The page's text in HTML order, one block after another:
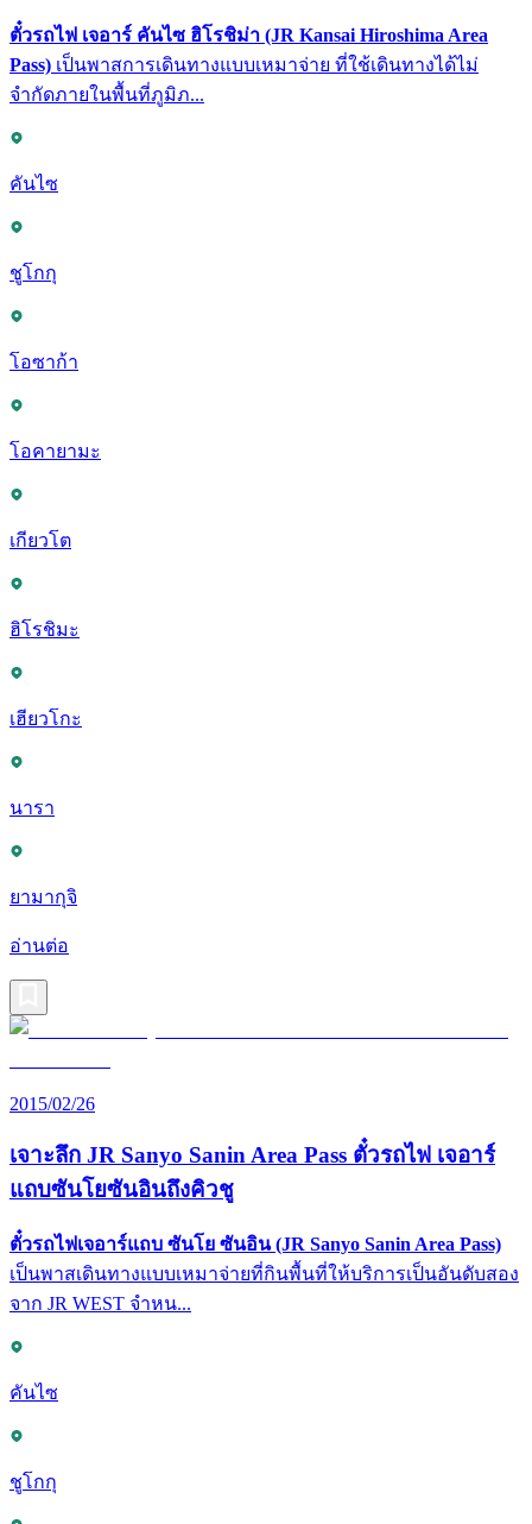
ตั๋วรถไฟ เจอาร์ คันไซ ฮิโรชิม่า (JR Kansai Hiroshima Area
Pass) เป็นพาสการเดินทางแบบเหมาจ่าย ที่ใช้เดินทางได้ไม่
จำกัดภายในพื้นที่ภูมิภ...
คันไซ
ชูโกกุ
โอซาก้า
โอคายามะ
เกียวโต
ฮิโรชิมะ
เฮียวโกะ
นารา
ยามากุจิ
อ่านต่อ
2015/02/26
เจาะลึก JR Sanyo Sanin Area Pass ตั๋วรถไฟ เจอาร์
แถบซันโยซันอินถึงคิวชู
ตั๋วรถไฟเจอาร์แถบ ซันโย ซันอิน (JR Sanyo Sanin Area Pass)
เป็นพาสเดินทางแบบเหมาจ่ายที่กินพื้นที่ให้บริการเป็นอันดับสอง
จาก JR WEST จำหน...
คันไซ
ชูโกกุ